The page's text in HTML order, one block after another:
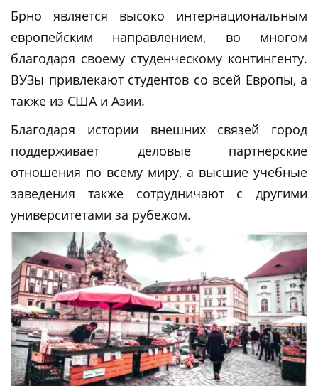
Брно является высоко интернациональным
европейским направлением, во многом
благодаря своему студенческому контингенту.
ВУЗы привлекают студентов со всей Европы, а
также из США и Азии.
Благодаря истории внешних связей город
поддерживает деловые партнерские
отношения по всему миру, а высшие учебные
заведения также сотрудничают с другими
университетами за рубежом.